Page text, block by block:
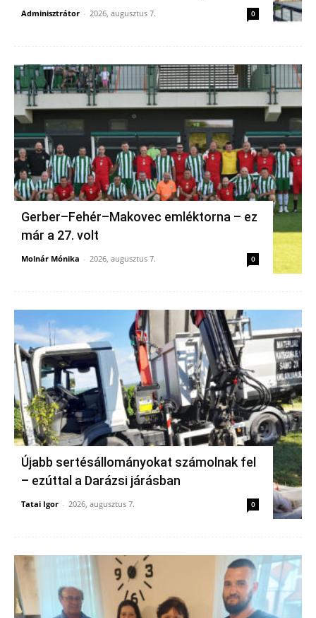
Adminisztrátor - 2026, augusztus 7. 0
Gerber–Fehér–Makovec emléktorna – ez
már a 27. volt
Molnár Mónika - 2026, augusztus 7. 0
Újabb sertésállományokat számolnak fel
– ezúttal a Darázsi járásban
Tatai Igor - 2026, augusztus 7. 0